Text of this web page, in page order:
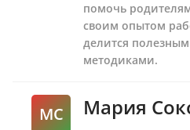
помочь
своим опытом
делится
методиками.
МС Мария